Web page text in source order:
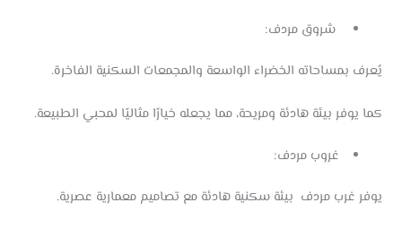
شروق مردف:
يُعرف بمساحاته الخضراء الواسعة والمجمعات السكنية الفاخرة.
كما يوفر بيئة هادئة ومريحة، مما يجعله خيارًا مثاليًا لمحبي الطبيعة.
غروب مردف:
يوفر غرب مردف بيئة سكنية هادئة مع تصاميم معمارية عصرية.